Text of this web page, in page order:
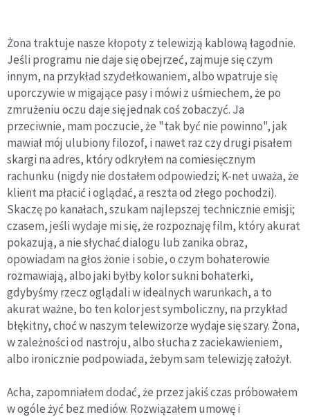
Żona traktuje nasze kłopoty z telewizją kablową łagodnie.
Jeśli programu nie daje się obejrzeć, zajmuje się czym
innym, na przykład szydełkowaniem, albo wpatruje się
uporczywie w migające pasy i mówi z uśmiechem, że po
zmrużeniu oczu daje się jednak coś zobaczyć. Ja
przeciwnie, mam poczucie, że "tak być nie powinno", jak
mawiał mój ulubiony filozof, i nawet raz czy drugi pisałem
skargi na adres, który odkryłem na comiesięcznym
rachunku (nigdy nie dostałem odpowiedzi; K-net uważa, że
klient ma płacić i oglądać, a reszta od złego pochodzi).
Skaczę po kanałach, szukam najlepszej technicznie emisji;
czasem, jeśli wydaje mi się, że rozpoznaję film, który akurat
pokazują, a nie słychać dialogu lub zanika obraz,
opowiadam na głos żonie i sobie, o czym bohaterowie
rozmawiają, albo jaki byłby kolor sukni bohaterki,
gdybyśmy rzecz oglądali w idealnych warunkach, a to
akurat ważne, bo ten kolor jest symboliczny, na przykład
błękitny, choć w naszym telewizorze wydaje się szary. Żona,
w zależności od nastroju, albo słucha z zaciekawieniem,
albo ironicznie podpowiada, żebym sam telewizję założył.
Acha, zapomniałem dodać, że przez jakiś czas próbowałem
w ogóle żyć bez mediów. Rozwiązałem umowę i